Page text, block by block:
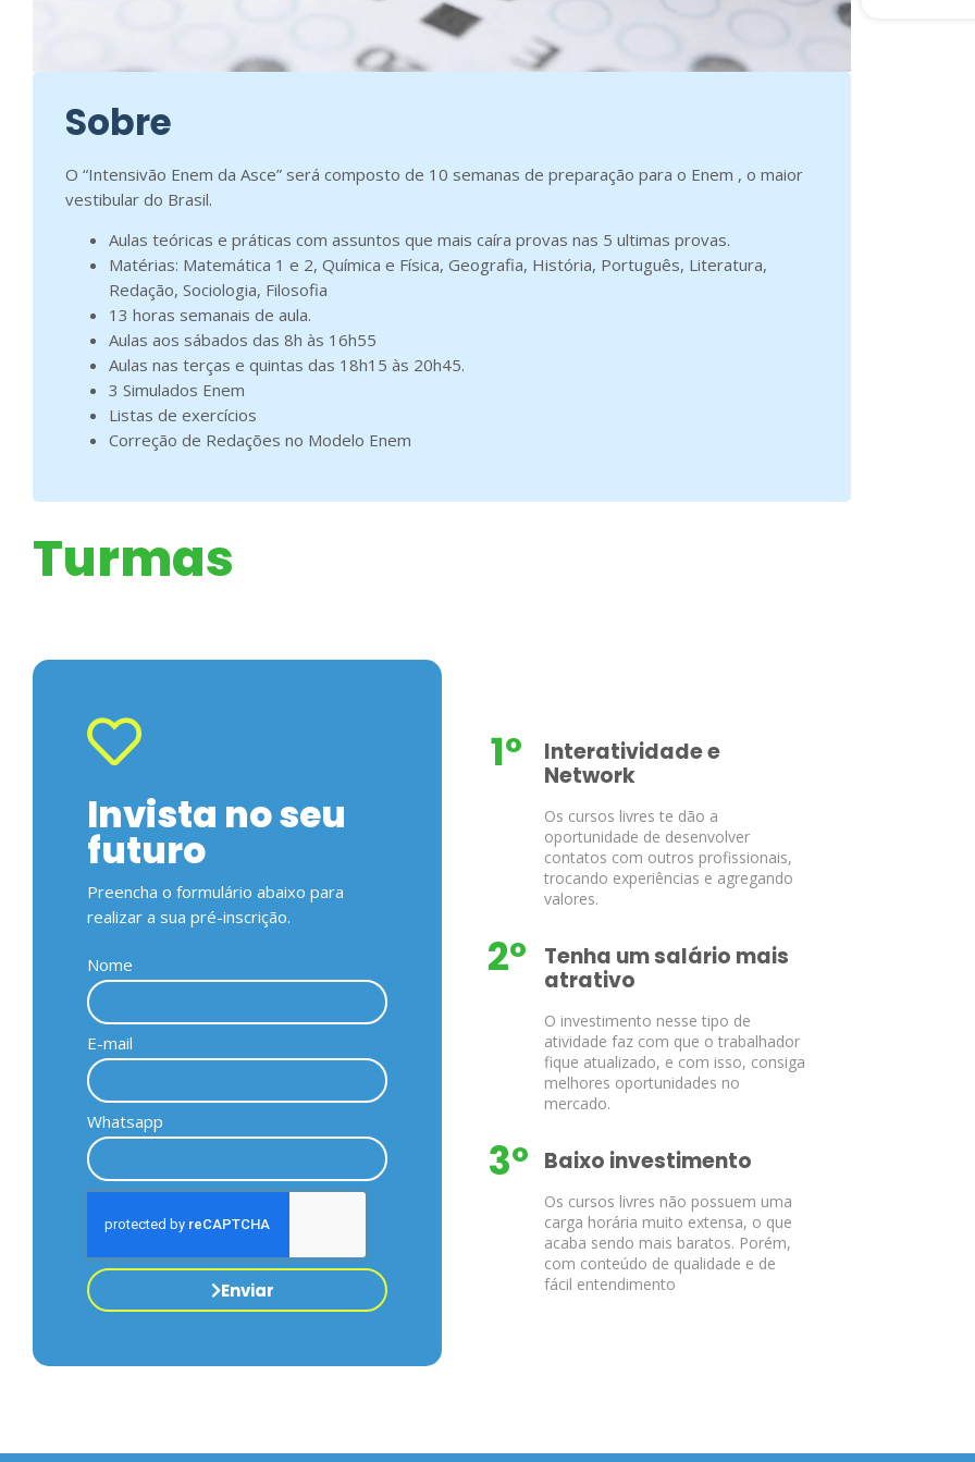
Sobre
O “Intensivão Enem da Asce” será composto de 10 semanas de preparação para o Enem , o maior
vestibular do Brasil.
Aulas teóricas e práticas com assuntos que mais caíra provas nas 5 ultimas provas.
Matérias: Matemática 1 e 2, Química e Física, Geografia, História, Português, Literatura,
Redação, Sociologia, Filosofia
13 horas semanais de aula.
Aulas aos sábados das 8h às 16h55
Aulas nas terças e quintas das 18h15 às 20h45.
3 Simulados Enem
Listas de exercícios
Correção de Redações no Modelo Enem
Turmas
Invista no seu
futuro
Preencha o formulário abaixo para
realizar a sua pré-inscrição.
Nome
E-mail
Whatsapp
Enviar
1º
Interatividade e
Network
Os cursos livres te dão a
oportunidade de desenvolver
contatos com outros profissionais,
trocando experiências e agregando
valores.
2º
Tenha um salário mais
atrativo
O investimento nesse tipo de
atividade faz com que o trabalhador
fique atualizado, e com isso, consiga
melhores oportunidades no
mercado.
3º Baixo investimento
Os cursos livres não possuem uma
carga horária muito extensa, o que
acaba sendo mais baratos. Porém,
com conteúdo de qualidade e de
fácil entendimento